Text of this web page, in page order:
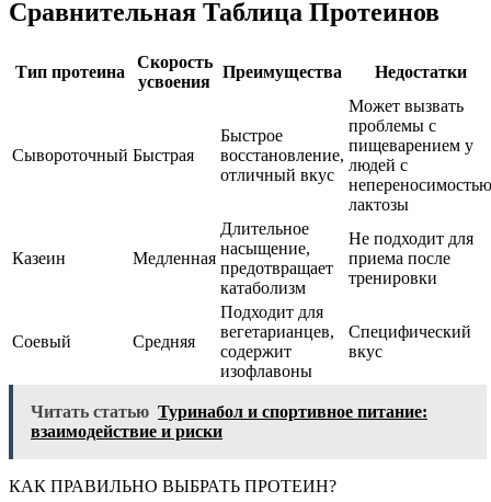
Сравнительная Таблица Протеинов
Тип протеина
Скорость
усвоения
Преимущества Недостатки
Сывороточный Быстрая
Быстрое
восстановление,
отличный вкус
Может вызвать
проблемы с
пищеварением у
людей с
непереносимостью
лактозы
Казеин Медленная
Длительное
насыщение,
предотвращает
катаболизм
Не подходит для
приема после
тренировки
Соевый Средняя
Подходит для
вегетарианцев,
содержит
изофлавоны
Специфический
вкус
Читать статью Туринабол и спортивное питание:
взаимодействие и риски
КАК ПРАВИЛЬНО ВЫБРАТЬ ПРОТЕИН?